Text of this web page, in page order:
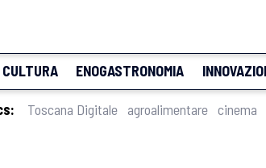
CULTURA ENOGASTRONOMIA
Toscana Digitale agroalimentare cinema